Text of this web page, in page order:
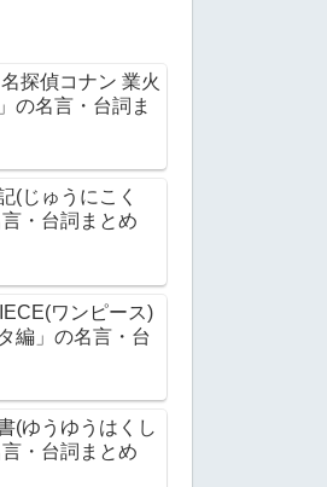
名探偵コナン 業火
の名言・台詞ま
(じゅうにこく
・台詞まとめ
ワンピース)
編」の名言・台
(ゆうゆうはくし
言・台詞まとめ